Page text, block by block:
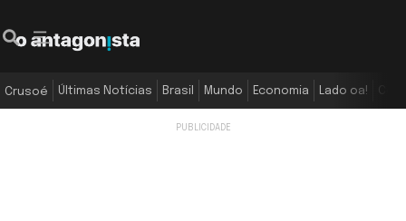
Crusoé Últimas Notícias Brasil Mundo Economia Lado oa!